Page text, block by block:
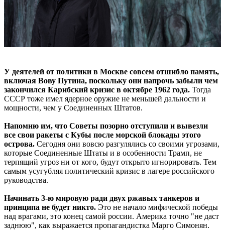
У деятелей от политики в Москве совсем отшибло память,
включая Вову Путина, поскольку они напрочь забыли чем
закончился Карибский кризис в октябре 1962 года. Тогда
СССР тоже имел ядерное оружие не меньшей дальности и
мощности, чем у Соединенных Штатов.
Напомню им, что Советы позорно отступили и вывезли
все свои ракеты с Кубы после морской блокады этого
острова. Сегодня они вовсю разгулялись со своими угрозами,
которые Соединенные Штаты и в особенности Трамп, не
терпящий угроз ни от кого, будут открыто игнорировать. Тем
самым усугубляя политический кризис в лагере российского
руководства.
Начинать 3-ю мировую ради двух ржавых танкеров и
принципа не будет никто. Это не начало мифической победы
над врагами, это конец самой россии. Америка точно "не даст
заднюю", как выражается пропагандистка Марго Симонян.